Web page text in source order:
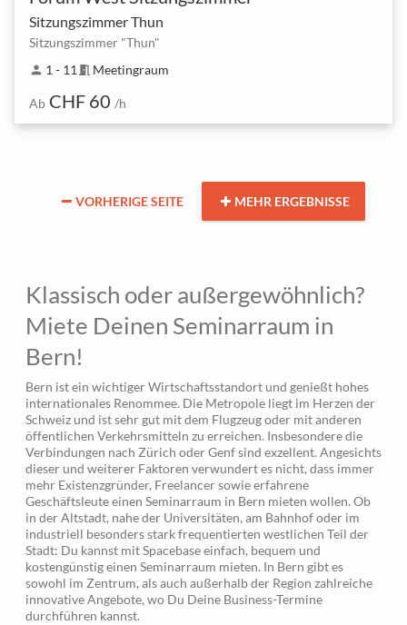
Sitzungszimmer Thun
Sitzungszimmer "Thun"
person 1 - 11 meeting_room Meetingraum
Ab CHF 60 /h
VORHERIGE SEITE MEHR ERGEBNISSE
Klassisch oder außergewöhnlich?
Miete Deinen Seminarraum in
Bern!
Bern ist ein wichtiger Wirtschaftsstandort und genießt hohes
internationales Renommee. Die Metropole liegt im Herzen der
Schweiz und ist sehr gut mit dem Flugzeug oder mit anderen
öffentlichen Verkehrsmitteln zu erreichen. Insbesondere die
Verbindungen nach Zürich oder Genf sind exzellent. Angesichts
dieser und weiterer Faktoren verwundert es nicht, dass immer
mehr Existenzgründer, Freelancer sowie erfahrene
Geschäftsleute einen Seminarraum in Bern mieten wollen. Ob
in der Altstadt, nahe der Universitäten, am Bahnhof oder im
industriell besonders stark frequentierten westlichen Teil der
Stadt: Du kannst mit Spacebase einfach, bequem und
kostengünstig einen Seminarraum mieten. In Bern gibt es
sowohl im Zentrum, als auch außerhalb der Region zahlreiche
innovative Angebote, wo Du Deine Business-Termine
durchführen kannst.